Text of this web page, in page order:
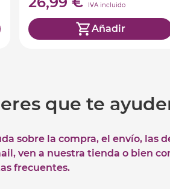
IVA incluido
Añadir
que te
sobre la compra, el envío, las
ven a nuestra tienda o bien
frecuentes.